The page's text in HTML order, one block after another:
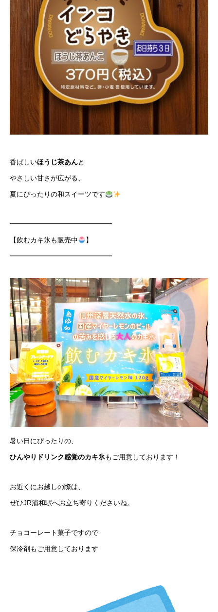
香ばしいほうじ茶あんと
やさしい甘さが広がる、
夏にぴったりの和スイーツです
━━━━━━━━━━━━━━━
【飲むカキ氷も販売中 】
━━━━━━━━━━━━━━━
暑い日にぴったりの、
ひんやりドリンク感覚のカキ氷もご用意しております！
お近くにお越しの際は、
ぜひJR浦和駅へお立ち寄りくださいね。
チョコーレート菓子ですので
保冷剤もご用意しております